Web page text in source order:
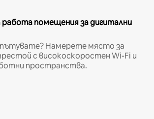
помещения за дигитални
Намерете място за
с високоскоростен Wi-Fi и
пространства.